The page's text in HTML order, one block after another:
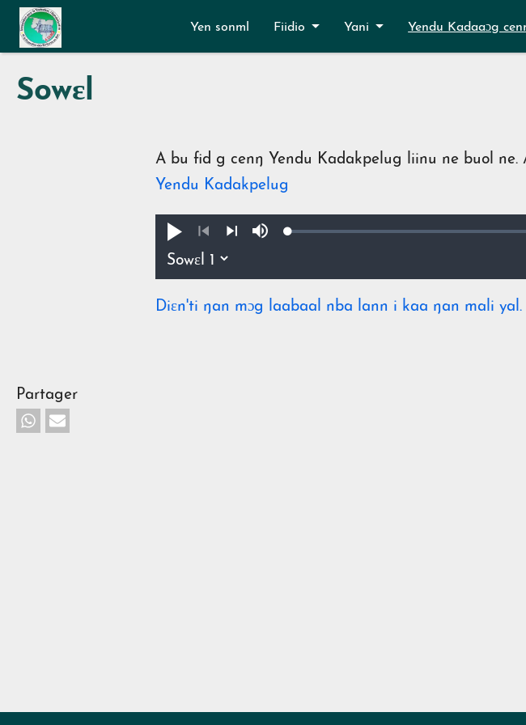
Aller au contenu principal
Yen sonml Fiidio Yani Yendu Kadaaɔg
Sowɛl
A bu fid g cenŋ Yendu Kadakpelug liinu ne buol
Yendu Kadakpelug
Pua
Précédent
Lan Loaded:
Diɛn'ti ŋan mɔg laabaal nba lann i kaa ŋan mali yal.
Partager